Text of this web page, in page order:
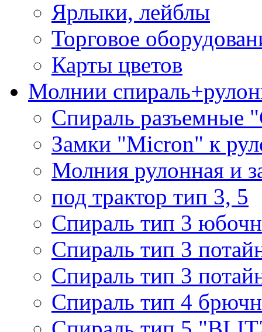
Ярлыки, лейблы
Торговое
Карты цветов
Молнии
Спираль разъемные
Замки "Micron" к
Молния рулонная и
под трактор тип 3, 5
Спираль тип 3
Спираль тип 3
Спираль тип 3
Спираль тип 4